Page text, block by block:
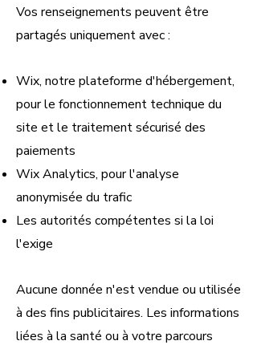
Vos renseignements peuvent être
partagés uniquement avec :
Wix, notre plateforme d'hébergement,
pour le fonctionnement technique du
site et le traitement sécurisé des
paiements
Wix Analytics, pour l'analyse
anonymisée du trafic
Les autorités compétentes si la loi
l'exige
Aucune donnée n'est vendue ou utilisée
à des fins publicitaires. Les informations
liées à la santé ou à votre parcours